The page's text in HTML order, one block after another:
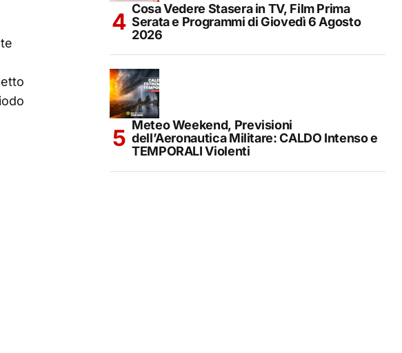
Cosa Vedere Stasera in TV, Film Prima
Serata e Programmi di Giovedì 6 Agosto
2026
Meteo Weekend, Previsioni
dell’Aeronautica Militare: CALDO Intenso e
TEMPORALI Violenti